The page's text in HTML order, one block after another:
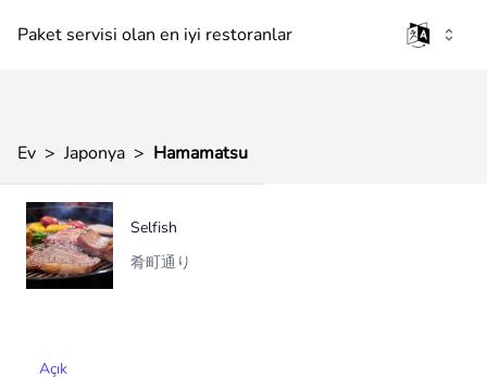
Paket servisi olan en iyi restoranlar
Ev > Japonya > Hamamatsu
Selfish
肴町通り
Açık